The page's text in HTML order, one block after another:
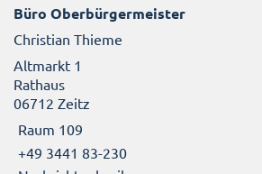
Büro Oberbürgermeister
Christian Thieme
Altmarkt 1
Rathaus
06712 Zeitz
Raum 109
+49 3441 83-230